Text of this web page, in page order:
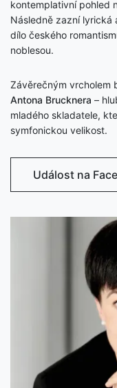
kontemplativní pohled
Následně zazní lyrická
dílo českého
noblesou.
Závěrečným vrcholem
Antona Brucknera –
mladého skladatele,
symfonickou velikost.
Událost na